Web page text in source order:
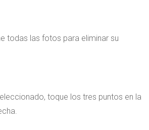
todas las fotos para eliminar su
toque los tres puntos en la